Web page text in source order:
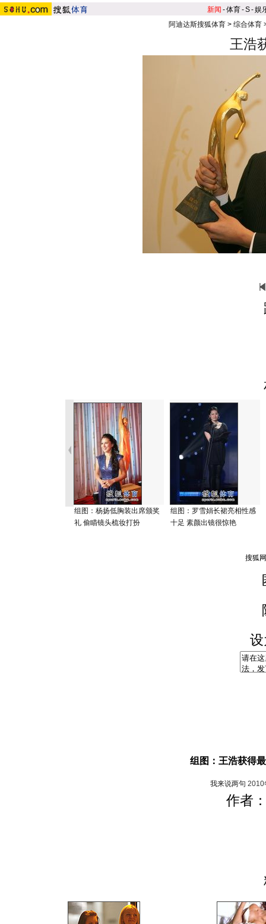
新闻 -体育-S-娱
阿迪达斯搜狐体育 > 综合体育
王浩
组图：杨扬低胸装出席颁奖
礼 偷瞄镜头梳妆打扮
组图：罗雪娟长裙亮相性感
十足 素颜出镜很惊艳
组图：王浩获得
我来说两句 2010
作者